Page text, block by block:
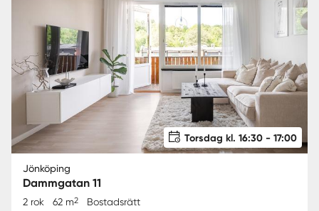
Torsdag kl. 16:30 - 17:00
Jönköping
Dammgatan 11
2 rok 62 m2 Bostadsrätt